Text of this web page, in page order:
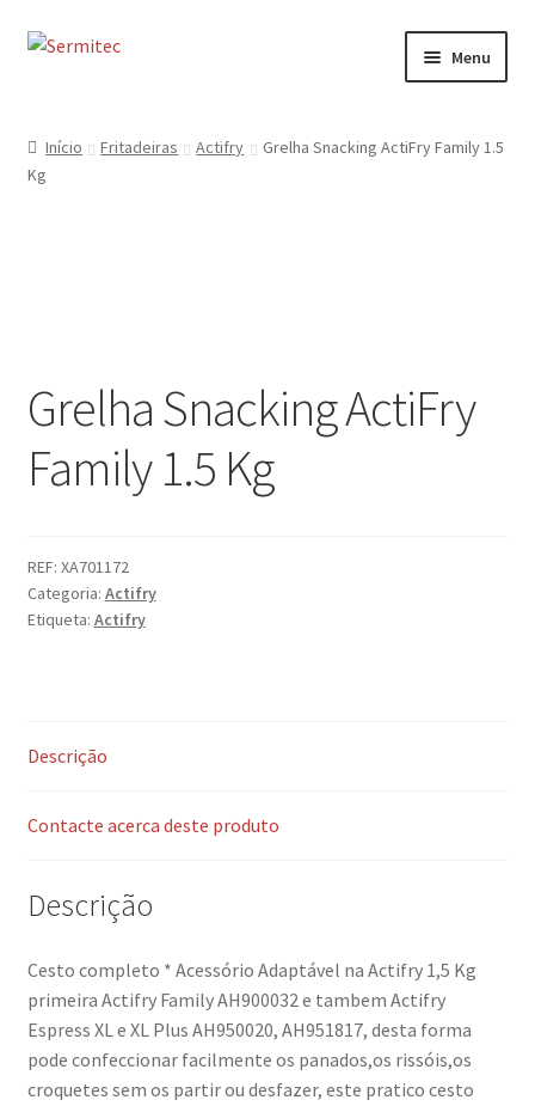
Ir
Saltar
Menu
Sobre
Formulário de Contacto
Início Fritadeiras Actifry
Grelha Snacking ActiFry Family 1.5
Kg
Grelha Snacking ActiFry
Family 1.5 Kg
REF: XA701172
Categoria: Actifry
Etiqueta: Actifry
Descrição
Contacte acerca deste produto
Descrição
Cesto completo * Acessório Adaptável na Actifry 1,5 Kg
primeira Actifry Family AH900032 e tambem Actifry
Espress XL e XL Plus AH950020, AH951817, desta forma
pode confeccionar facilmente os panados,os rissóis,os
croquetes sem os partir ou desfazer, este pratico cesto